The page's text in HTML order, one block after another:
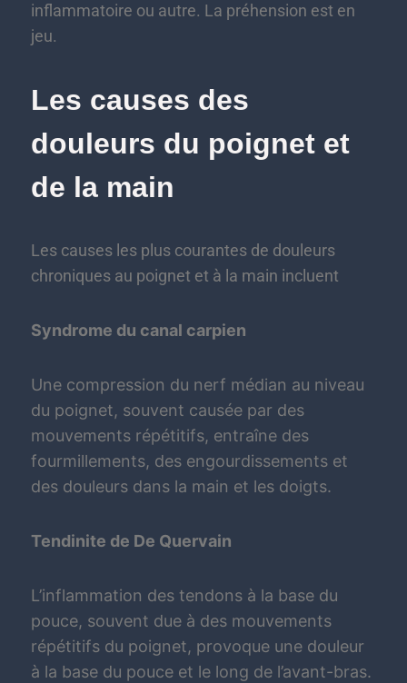
inflammatoire ou autre. La préhension est en
jeu.
Les causes des
douleurs du poignet et
de la main
Les causes les plus courantes de douleurs
chroniques au poignet et à la main incluent
Syndrome du canal carpien
Une compression du nerf médian au niveau
du poignet, souvent causée par des
mouvements répétitifs, entraîne des
fourmillements, des engourdissements et
des douleurs dans la main et les doigts.
Tendinite de De Quervain
L’inflammation des tendons à la base du
pouce, souvent due à des mouvements
répétitifs du poignet, provoque une douleur
à la base du pouce et le long de l’avant-bras.